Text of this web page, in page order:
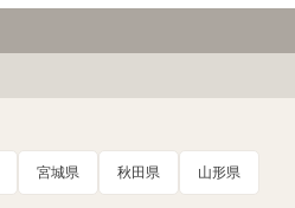
宮城県 秋田県 山形県